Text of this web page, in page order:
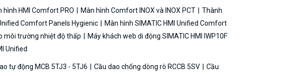
hình HMI Comfort PRO Màn hình Comfort INOX và INOX PCT
Thành
Comfort Panels Hygienic
Màn hình SIMATIC HMI Unified Comfort
môi trường nhiệt độ thấp
Máy khách web di động SIMATIC HMI IWP10F
Unified
tự động MCB 5TJ3 - 5TJ6 Cầu dao chống dòng rò RCCB 5SV
Cầu